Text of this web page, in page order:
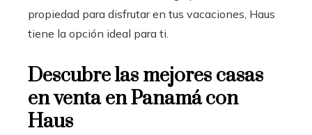
propiedad para disfrutar en tus vacaciones, Haus
tiene la opción ideal para ti.
Descubre las mejores casas
en venta en Panamá con
Haus